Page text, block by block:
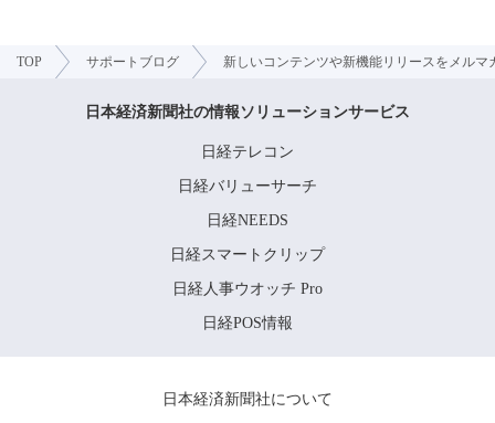
TOP サポートブログ 新しいコンテンツや新機能リリースをメルマ
日本経済新聞社の情報ソリューションサービス
日経テレコン
日経バリューサーチ
日経NEEDS
日経スマートクリップ
日経人事ウオッチ Pro
日経POS情報
日本経済新聞社について